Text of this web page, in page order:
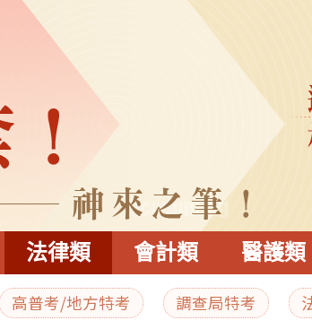
法律類 會計類 醫護類
高普考/地方特考 調查局特考